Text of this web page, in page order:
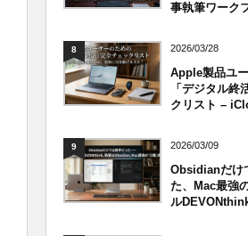
事執筆ワーク
8 2026/03/28
Apple製品ユ
「デジタル終
クリスト –
9 2026/03/09
Obsidianだけ
た、Mac最強
ル